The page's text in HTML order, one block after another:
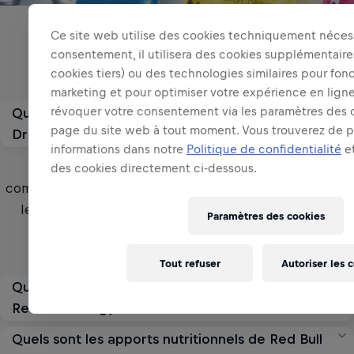
Questions liées
Quels sont les ingrédients de Red Bull Energy
Drink ?
La formule unique de Red Bull Energy Drink est
composée d'ingrédients tels que la caféine, la taurine,
les vitamines du groupe B, des sucres et de l'eau.
Quelle est la différence entre Red Bull Zero et
Red Bull Energy Drink ?
Red Bull Zero permet aux consommateurs de choisir
Quels sont les apports nutritionnels de Red Bull
Ce site web utilise des cookies techniquement
consentement, il utilisera des cookies
cookies tiers) ou des technologies similaires pour
marketing et pour optimiser votre expérience en
révoquer votre consentement via les paramètres des
page du site web à tout moment. Vous trouverez de
informations dans notre Politique de confidentialité
des cookies directement ci-dessous.
Paramètres des cookies
Tout refuser Autoriser les